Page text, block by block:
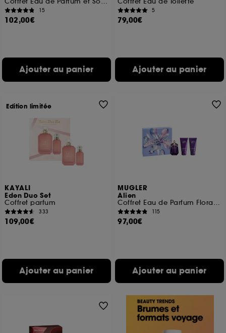
15
102,00€
Ajouter au panier
5
79,00€
Ajouter au panier
KAYALI
Eden Duo Set
Coffret parfum
333
109,00€
Ajouter au panier
Edition limitée
MUGLER
Alien
Coffret Eau de Parfum Florale Ambrée pour Femme
115
97,00€
Ajouter au panier